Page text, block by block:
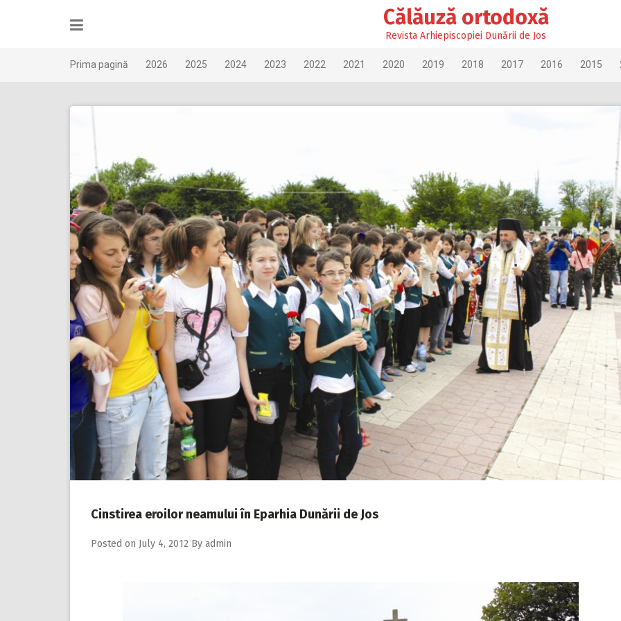
Călăuză ortodoxă
Revista Arhiepiscopiei Dunării de Jos
Prima pagină 2026 2025 2024 2023 2022 2021 2020 2019 2018 2017 2016 2015
Cinstirea eroilor neamului în Eparhia Dunării de Jos
Posted on July 4, 2012 By admin